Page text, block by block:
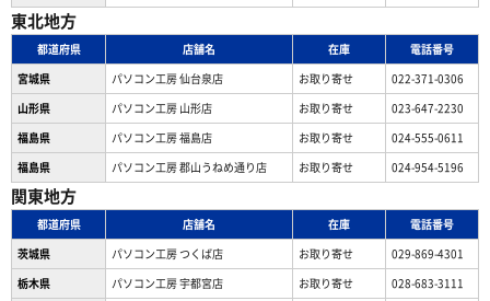
東北地方
都道府県 店舗名 在庫
電話番号
宮城県
パソコン工房 仙台泉店 お取り寄せ
022-371-0306
山形県
パソコン工房 山形店 お取り寄せ
023-647-2230
福島県
パソコン工房 福島店 お取り寄せ
024-555-0611
福島県
パソコン工房 郡山うねめ通り店 お取り寄せ 024-954-5196
関東地方
都道府県 店舗名 在庫
電話番号
茨城県
パソコン工房 つくば店 お取り寄せ
029-869-4301
栃木県
パソコン工房 宇都宮店 お取り寄せ
028-683-3111